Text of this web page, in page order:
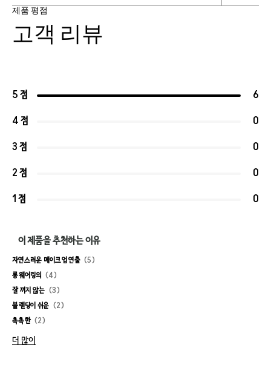
제품 평점
고객 리뷰
5 점 6
4 점 0
3 점 0
2 점 0
1 점 0
이 제품을 추천하는 이유
자연스러운 메이크업 연출 5
롱웨어링의 4
잘 끼지 않는 3
블렌딩이 쉬운 2
촉촉한 2
더 많이